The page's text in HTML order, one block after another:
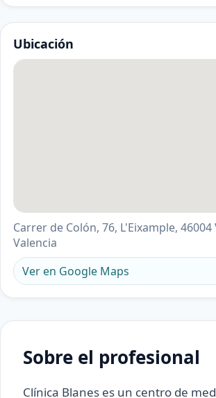
Ubicación
Carrer de Colón, 76, L'Eixample, 46004
Valencia
Ver en Google Maps
Sobre el profesional
Clínica Blanes es un centro de